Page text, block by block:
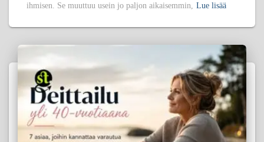
ihmisen. Se muuttuu usein jo paljon aikaisemmin,
Lue lisää